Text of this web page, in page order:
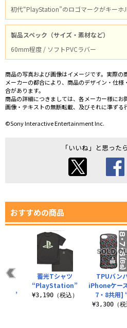
初代“PlayStation”のロゴマークがキーホ
製品スペック（サイズ・素材など）
60mm程度 / ソフトPVCラバー
商品の写真および画像はイメージです。実際の
メーカーの都合により、商品のデザイン・仕
合があります。
商品の詳細につきましては、各メーカー様にお
画像・テキストの無断転載、及びそれに準ずる
©Sony Interactive Entertainment Inc.
「いいね」と思った
おすすめの商品
TPUバン
iPhoneケー
7・8共用]
¥3,300（税
カー
蓄光Tシャツ
“PlayStation”
¥3,190（税込）